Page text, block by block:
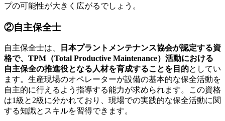
プの可能性が大きく広がるでしょう。
②自主保全士
自主保全士は、
日本プラントメンテナンス協会が認定する資
格で、TPM（Total Productive Maintenance）活動における
自主保全の推進役となる人材を育成することを目的としてい
ます。生産現場のオペレーターが設備の基本的な保全活動を
自主的に行えるよう指導する能力が求められます。この資格
は1級と2級に分かれており、現場での実践的な保全活動に関
する知識とスキルを習得できます。